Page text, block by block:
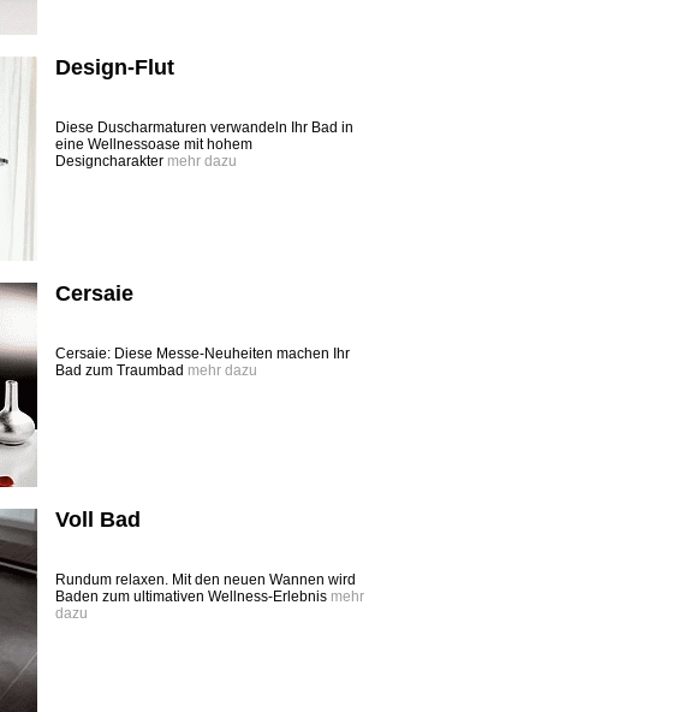
Design-Flut
Diese Duscharmaturen verwandeln Ihr Bad in
eine Wellnessoase mit hohem
Designcharakter mehr dazu
Cersaie
Cersaie: Diese Messe-Neuheiten machen Ihr
Bad zum Traumbad mehr dazu
Voll Bad
Rundum relaxen. Mit den neuen Wannen wird
Baden zum ultimativen Wellness-Erlebnis mehr
dazu